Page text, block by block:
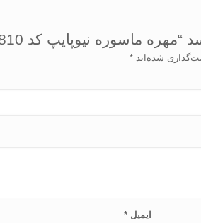
ماسوره نیوپایپ کد 10810”
شده‌اند*
ایمیل*